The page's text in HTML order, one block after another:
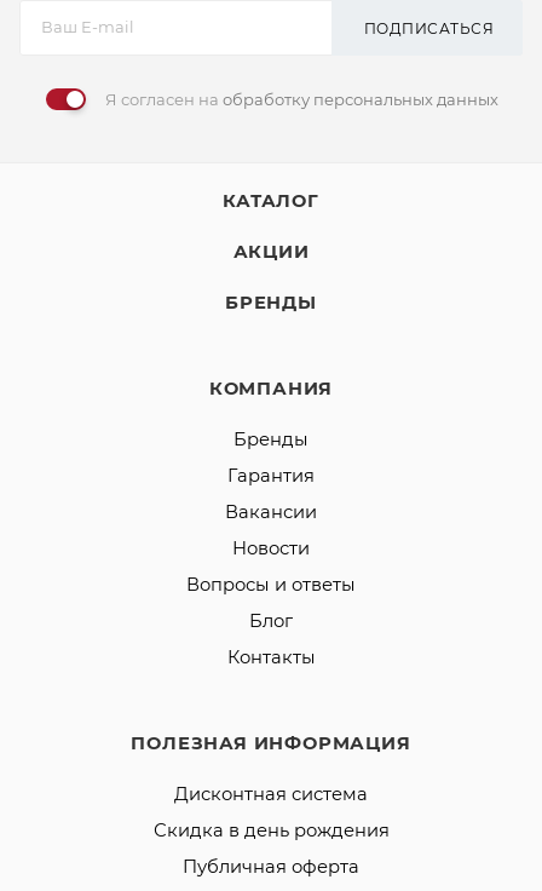
ПОДПИСАТЬСЯ
Я согласен на обработку персональных данных
КАТАЛОГ
АКЦИИ
БРЕНДЫ
КОМПАНИЯ
Бренды
Гарантия
Вакансии
Новости
Вопросы и ответы
Блог
Контакты
ПОЛЕЗНАЯ ИНФОРМАЦИЯ
Дисконтная система
Скидка в день рождения
Публичная оферта